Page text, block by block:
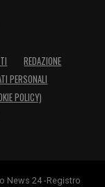
REDAZIONE
PERSONALI
POLICY)
News 24 -Registro